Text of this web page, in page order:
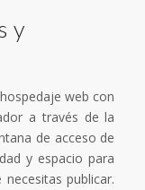
y
web con
a través de la
de acceso de
y espacio para
publicar.